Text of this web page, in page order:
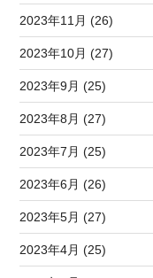
2023年11月 (26)
2023年10月 (27)
2023年9月 (25)
2023年8月 (27)
2023年7月 (25)
2023年6月 (26)
2023年5月 (27)
2023年4月 (25)